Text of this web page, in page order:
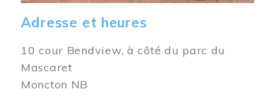
Adresse et heures
10 cour Bendview, à côté du parc du
Mascaret
Moncton NB